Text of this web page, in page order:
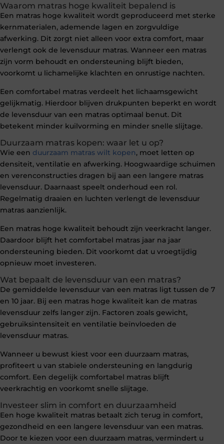
Waarom matras hoge kwaliteit bepalend is
Een matras hoge kwaliteit wordt geproduceerd met sterke
kernmaterialen, ademende lagen en zorgvuldige
afwerking. Dit zorgt niet alleen voor extra comfort, maar
verlengt ook de levensduur matras. Wanneer een matras
zijn vorm behoudt en ondersteuning blijft bieden,
voorkomt u lichamelijke klachten en onrustige nachten.
Een comfortabel matras verdeelt het lichaamsgewicht
gelijkmatig. Hierdoor blijven drukpunten beperkt en wordt
de levensduur van een matras optimaal benut. Dit
betekent minder kuilvorming en minder snelle slijtage.
Duurzaam matras kopen: waar let u op?
Wie een duurzaam matras wilt kopen, moet letten op
densiteit, ventilatie en afwerking. Hoogwaardige schuimen
en verenconstructies dragen bij aan een langere matras
levensduur. Daarnaast speelt onderhoud een rol.
Regelmatig draaien en luchten verlengt de levensduur
matras aanzienlijk.
Een matras hoge kwaliteit behoudt zijn veerkracht langer.
Daardoor blijft het comfortabel matras jaar na jaar
ondersteuning bieden. Dit voorkomt dat u vroegtijdig
opnieuw moet investeren.
Wat bepaalt de levensduur van een matras?
De gemiddelde levensduur van een matras ligt tussen de 7
en 10 jaar. Bij een matras hoge kwaliteit kan de matras
levensduur zelfs langer zijn. Factoren zoals gewicht,
gebruiksintensiteit en ventilatie beïnvloeden de
levensduur matras.
Wanneer u bewust kiest voor een duurzaam matras,
profiteert u van stabiele ondersteuning en langdurig
comfort. Een degelijk comfortabel matras blijft
veerkrachtig en voorkomt snelle slijtage.
Investeer slim in comfort en duurzaamheid
Een hoge kwaliteit matras betaalt zich terug in comfort,
gezondheid en een langere levensduur van een matras.
Door te kiezen voor een duurzaam matras, vermindert u